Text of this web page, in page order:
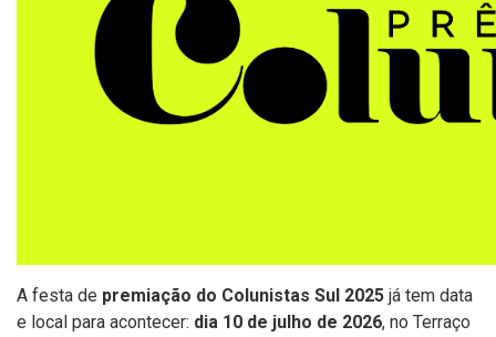
A festa de premiação do Colunistas Sul 2025 já tem data
e local para acontecer: dia 10 de julho de 2026, no Terraço